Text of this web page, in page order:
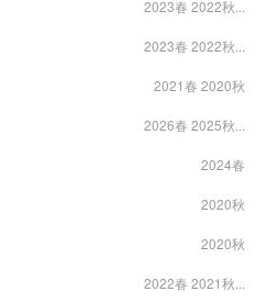
2023春 2022秋...
2023春 2022秋...
2021春 2020秋
2026春 2025秋...
2024春
2020秋
2020秋
2022春 2021秋...